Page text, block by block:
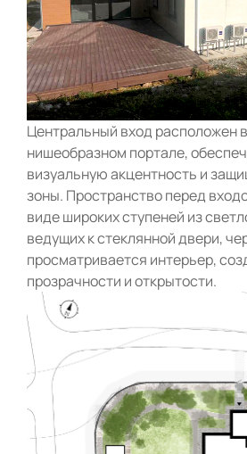
Центральный вход расположен
нишеобразном портале,
визуальную акцентность и
зоны. Пространство перед
виде широких ступеней из
ведущих к стеклянной двери,
просматривается интерьер,
прозрачности и открытости.